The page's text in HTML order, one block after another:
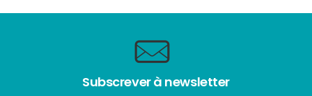
Subscrever à newsletter